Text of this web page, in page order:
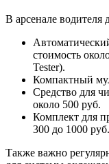
В арсенале
стоимость
Tester).
Компактный
Средство для
около 500 руб.
Комплект для
300 до 1000 руб.
Также важно